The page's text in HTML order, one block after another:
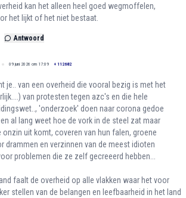
kan het alleen heel goed wegmoffelen,
het lijkt of het niet bestaat.
Antwoord
09 juni 2026 om 17:09 + 112682
je.. van een overheid die vooral bezig is met het
van protesten tegen azc's en die hele
'onderzoek' doen naar corona gedoe
al lang weet hoe de vork in de steel zat maar
uit komt, coveren van hun falen, groene
drammen en verzinnen van de meest idioten
problemen die ze zelf gecreeerd hebben...
faalt de overheid op alle vlakken waar het voor
stellen van de belangen en leefbaarheid in het land